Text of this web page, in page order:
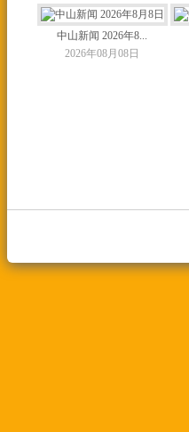
中山新闻 2026年8...
2026年08月08日